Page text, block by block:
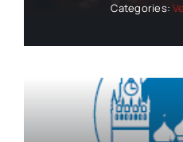
Categories: